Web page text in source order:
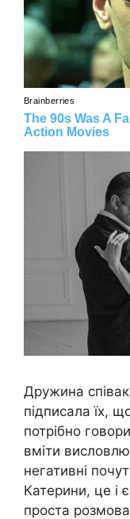
Дружина
підписала їх,
потрібно
вміти
негативні
Катерини, це і
проста